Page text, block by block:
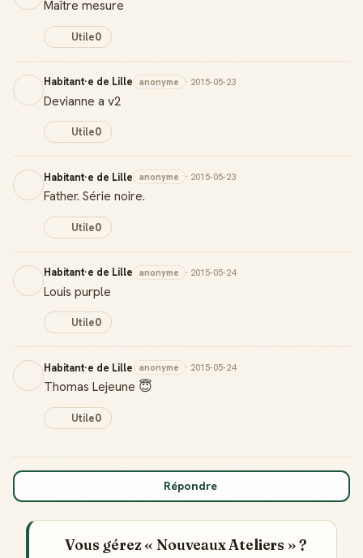
Maître mesure
Utile0
Habitant·e de Lille anonyme · 2015-05-23
Devianne a v2
Utile0
Habitant·e de Lille anonyme · 2015-05-23
Father. Série noire.
Utile0
Habitant·e de Lille anonyme · 2015-05-24
Louis purple
Utile0
Habitant·e de Lille anonyme · 2015-05-24
Thomas Lejeune 😇
Utile0
Répondre
Vous gérez « Nouveaux Ateliers » ?